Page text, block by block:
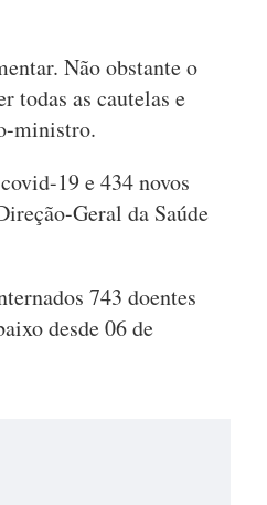
Não obstante o
todas as cautelas e
ministro.
19 e 434 novos
Geral da Saúde
743 doentes
desde 06 de